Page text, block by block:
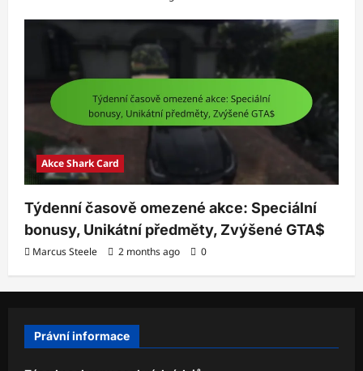
Akce Shark Card
Týdenní časově omezené akce: Speciální
bonusy, Unikátní předměty, Zvýšené GTA$
Marcus Steele 2 months ago 0
Právní informace